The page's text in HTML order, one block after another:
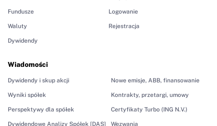
Fundusze
Waluty
Dywidendy
Wiadomości
Dywidendy i skup akcji
Wyniki spółek
Perspektywy dla spółek
Dywidendowe Analizy Spółek [DAS]
Nowe emisje, ABB, finansowanie
Kontrakty, przetargi, umowy
Certyfikaty Turbo (ING N.V.)
Wezwania
Logowanie
Rejestracja